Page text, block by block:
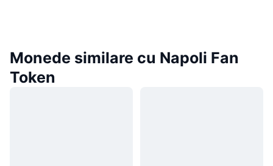
Monede similare cu Napoli Fan
Token